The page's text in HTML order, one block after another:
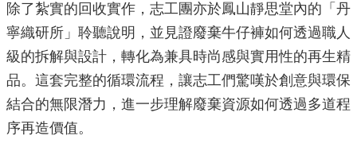
Facebook
Instagram
Line
隱
私
除了紮實的回收實作，志工團亦於鳳山靜思堂內的「丹
寧織研所」聆聽說明，並見證廢棄牛仔褲如何透過職人
級的拆解與設計，轉化為兼具時尚感與實用性的再生精
品。這套完整的循環流程，讓志工們驚嘆於創意與環保
結合的無限潛力，進一步理解廢棄資源如何透過多道程
序再造價值。